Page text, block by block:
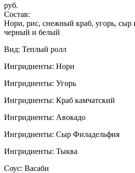
руб.
Состав:
Нори, рис, снежный краб, угорь, сыр
черный и белый
Вид: Теплый ролл
Ингридиенты: Нори
Ингридиенты: Угорь
Ингридиенты: Краб камчатский
Ингридиенты: Авокадо
Ингридиенты: Сыр Филадельфия
Ингридиенты: Тыква
Соус: Васаби